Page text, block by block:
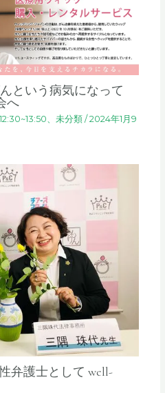
という病気になって
へ
、 未分類/ 2024年1月9
弁護士として well-